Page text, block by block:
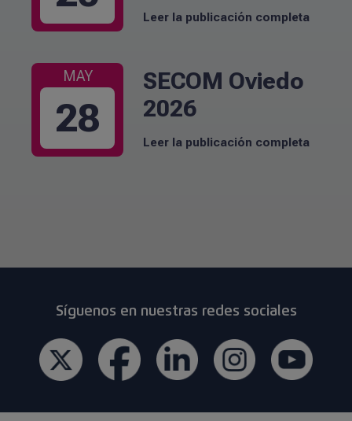
Leer la publicación completa
MAY
28
SECOM Oviedo
2026
Leer la publicación completa
Síguenos en nuestras redes sociales